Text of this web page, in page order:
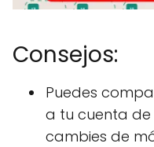
Consejos:
Puedes
a tu cuenta de
cambies de